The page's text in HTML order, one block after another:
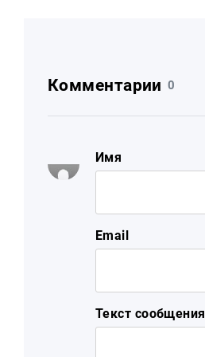
Комментарии 0
Имя
Email
Текст сообщения